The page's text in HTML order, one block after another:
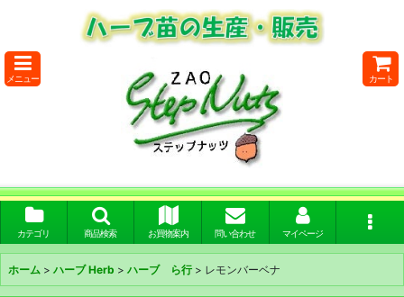
メニュー カート
カテゴリ 商品検索 お買物案内 問い合わせ マイページ
ホーム > ハーブ Herb > ハーブ ら行 > レモンバーベナ